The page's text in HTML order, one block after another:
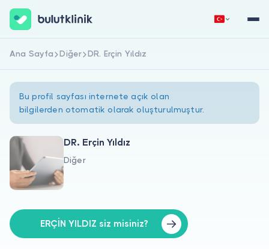
Hakkımızda
Doktorlar için
Hemen Kaydol
Ana Sayfa Diğer DR. Erçin Yıldız
Bu profil sayfası internete açık olan
bilgilerden otomatik olarak oluşturulmuştur.
DR. Erçin Yıldız
Diğer
ERÇİN YILDIZ siz misiniz?